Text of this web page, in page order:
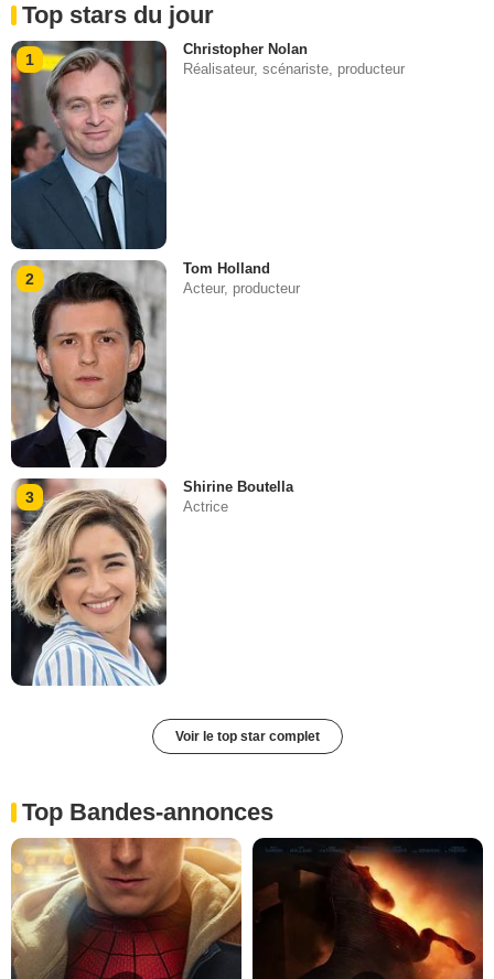
Top stars du jour
1
Christopher Nolan
Réalisateur, scénariste, producteur
2
Tom Holland
Acteur, producteur
3
Shirine Boutella
Actrice
Voir le top star complet
Top Bandes-annonces